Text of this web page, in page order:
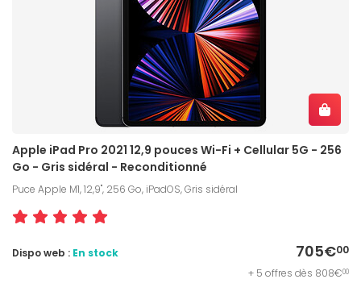
Apple iPad Pro 2021 12,9 pouces Wi-Fi + Cellular 5G - 256
Go - Gris sidéral - Reconditionné
Puce Apple M1, 12,9", 256 Go, iPadOS, Gris sidéral
705€00
Dispo web : En stock
+ 5 offres dès 808€00